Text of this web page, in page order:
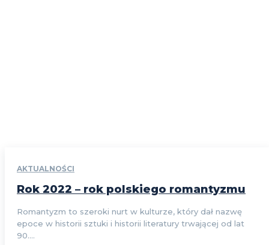
AKTUALNOŚCI
Rok 2022 – rok polskiego romantyzmu
Romantyzm to szeroki nurt w kulturze, który dał nazwę
epoce w historii sztuki i historii literatury trwającej od lat
90....